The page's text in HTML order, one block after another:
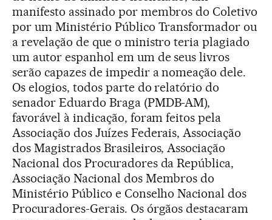
manifesto assinado por membros do Coletivo
por um Ministério Público Transformador ou
a revelação de que o ministro teria plagiado
um autor espanhol em um de seus livros
serão capazes de impedir a nomeação dele.
Os elogios, todos parte do relatório do
senador Eduardo Braga (PMDB-AM),
favorável à indicação, foram feitos pela
Associação dos Juízes Federais, Associação
dos Magistrados Brasileiros, Associação
Nacional dos Procuradores da República,
Associação Nacional dos Membros do
Ministério Público e Conselho Nacional dos
Procuradores-Gerais. Os órgãos destacaram